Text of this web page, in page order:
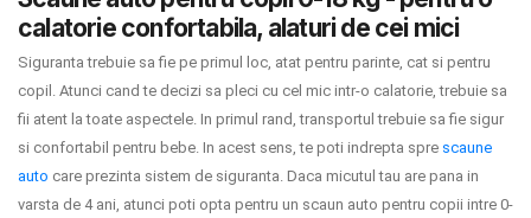
calatorie confortabila, alaturi de cei mici
Siguranta trebuie sa fie pe primul loc, atat pentru parinte, cat si pentru
copil. Atunci cand te decizi sa pleci cu cel mic intr-o calatorie, trebuie sa
fii atent la toate aspectele. In primul rand, transportul trebuie sa fie sigur
si confortabil pentru bebe. In acest sens, te poti indrepta spre scaune
auto care prezinta sistem de siguranta. Daca micutul tau are pana in
varsta de 4 ani, atunci poti opta pentru un scaun auto pentru copii intre 0-